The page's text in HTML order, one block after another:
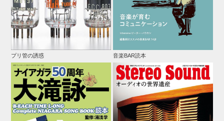
プリ管の誘惑 音楽BAR読本